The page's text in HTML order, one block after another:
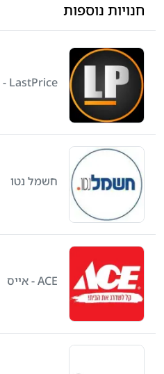
חנויות נוספות
LastPrice - לאסטפרייס
חשמל נטו
ACE - אייס